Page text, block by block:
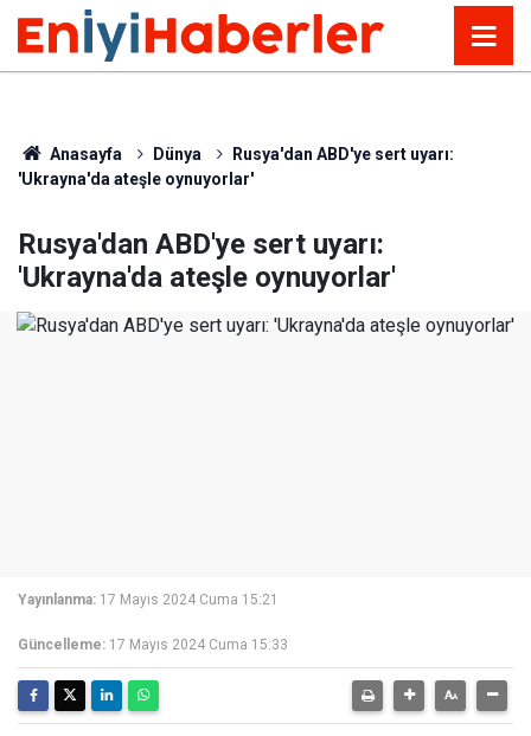
Anasayfa Dünya
Rusya'dan ABD'ye sert uyarı:
'Ukrayna'da ateşle oynuyorlar'
Rusya'dan ABD'ye sert uyarı:
'Ukrayna'da ateşle oynuyorlar'
Yayınlanma: 17 Mayıs 2024 Cuma 15:21
Güncelleme: 17 Mayıs 2024 Cuma 15:33